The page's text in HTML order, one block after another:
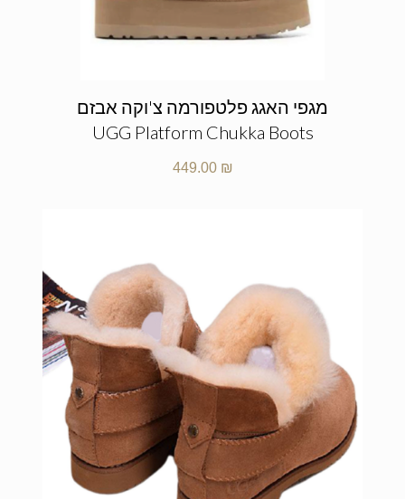
מגפי האגג פלטפורמה צ'וקה אבזם
UGG Platform Chukka Boots
449.00 ₪